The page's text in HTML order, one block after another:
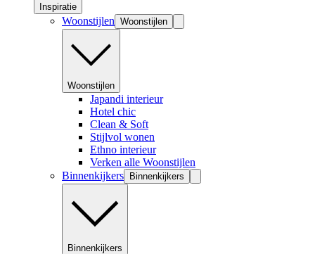
Inspiratie
Woonstijlen Woonstijlen
Woonstijlen
Japandi interieur
Hotel chic
Clean & Soft
Stijlvol wonen
Ethno interieur
Verken alle Woonstijlen
Binnenkijkers
Binnenkijkers
Binnenkijkers